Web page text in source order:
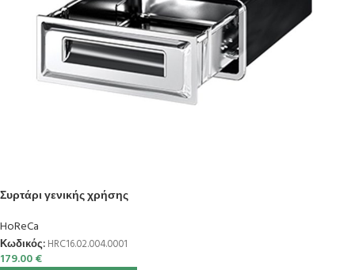
Συρτάρι γενικής χρήσης
HoReCa
Κωδικός: HRC16.02.004.0001
179.00€